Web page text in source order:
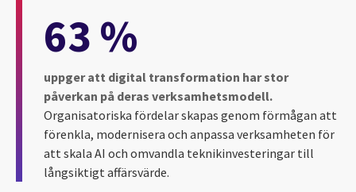
63 %
uppger att digital transformation har stor
påverkan på deras verksamhetsmodell.
Organisatoriska fördelar skapas genom förmågan att
förenkla, modernisera och anpassa verksamheten för
att skala AI och omvandla teknikinvesteringar till
långsiktigt affärsvärde.